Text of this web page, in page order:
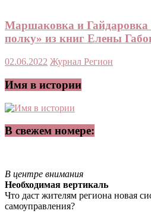
Маршаковка и Гайдаровка
полку» из книг Елены
02.06.2022 Журнал Регион
Имя в истории
В свежем номере:
В центре внимания
Необходимая вертикаль
Что даст жителям региона новая
самоуправления?